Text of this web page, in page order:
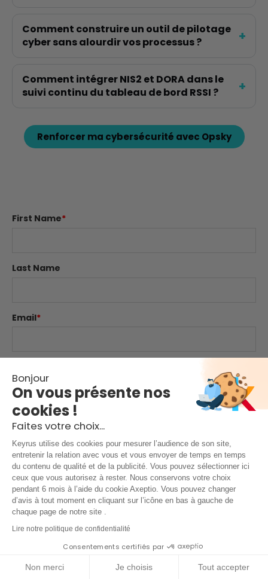
Comment construire un outil de pilotage
cyber sans alourdir vos processus ?
Comment intégrer NIS2 et DORA dans le
suivi continu du tableau de bord RSSI ?
Renforcer ma cybersécurité avec Opsky
First Name*
Last Name
Email*
Comment*
Mentions légales & conditions d'utilisation
Politique de confidentialité|Protection des données
Bonjour
On vous présente nos
cookies !
Faites votre choix...
Keyrus utilise des cookies pour mesurer l’audience de son site,
entretenir la relation avec vous et vous envoyer de temps en temps
du contenu de qualité et de la publicité. Vous pouvez sélectionner ici
ceux que vous autorisez à rester. Nous conservons votre choix
pendant 6 mois à l’aide du cookie Axeptio. Vous pouvez changer
d’avis à tout moment en cliquant sur l’icône en bas à gauche de
chaque page de notre site .
Lire notre politique de confidentialité
Consentements certifiés par
Non merci Je choisis Tout accepter